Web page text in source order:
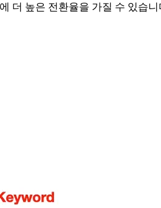
더 높은 전환율을 가질 수 있습니